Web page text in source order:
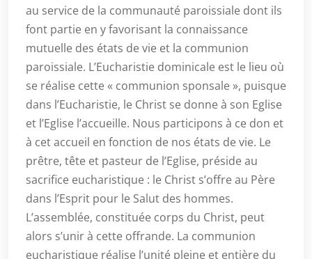
au service de la communauté paroissiale dont ils
font partie en y favorisant la connaissance
mutuelle des états de vie et la communion
paroissiale. L’Eucharistie dominicale est le lieu où
se réalise cette « communion sponsale », puisque
dans l’Eucharistie, le Christ se donne à son Eglise
et l’Eglise l’accueille. Nous participons à ce don et
à cet accueil en fonction de nos états de vie. Le
prêtre, tête et pasteur de l’Eglise, préside au
sacrifice eucharistique : le Christ s’offre au Père
dans l’Esprit pour le Salut des hommes.
L’assemblée, constituée corps du Christ, peut
alors s’unir à cette offrande. La communion
eucharistique réalise l’unité pleine et entière du